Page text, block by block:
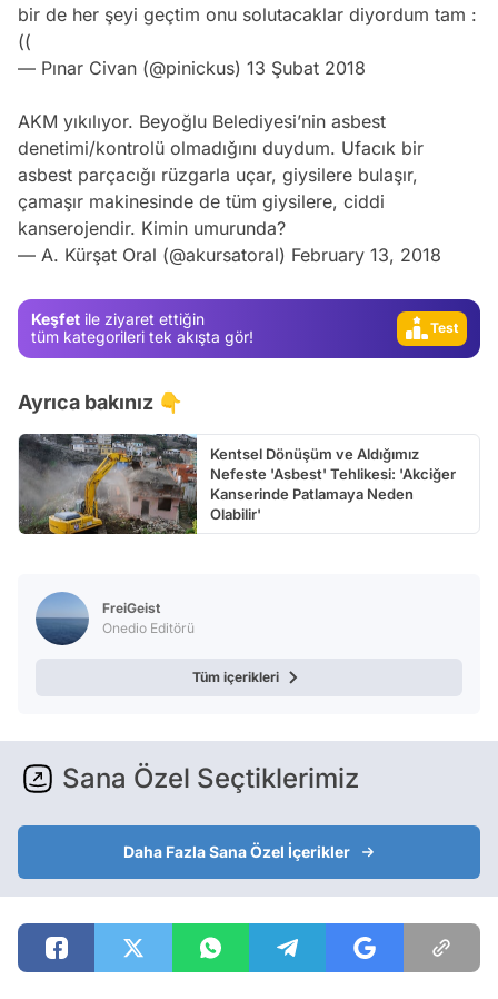
bir de her şeyi geçtim onu solutacaklar diyordum tam :
((
— Pınar Civan (@pinickus) 13 Şubat 2018
AKM yıkılıyor. Beyoğlu Belediyesi’nin asbest
denetimi/kontrolü olmadığını duydum. Ufacık bir
asbest parçacığı rüzgarla uçar, giysilere bulaşır,
çamaşır makinesinde de tüm giysilere, ciddi
kanserojendir. Kimin umurunda?
— A. Kürşat Oral (@akursatoral) February 13, 2018
Keşfet ile ziyaret ettiğin
tüm kategorileri tek akışta gör!
Magazin
Test
Ayrıca bakınız 👇
Kentsel Dönüşüm ve Aldığımız
Nefeste 'Asbest' Tehlikesi: 'Akciğer
Kanserinde Patlamaya Neden
Olabilir'
FreiGeist
Onedio Editörü
Tüm içerikleri
Sana Özel Seçtiklerimiz
Daha Fazla Sana Özel İçerikler